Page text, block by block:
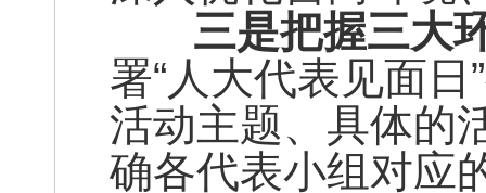
三是把握三大
署“人大代表见面
活动主题、具体的
确各代表小组对应